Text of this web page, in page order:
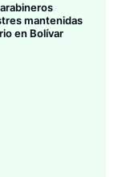
mantenidas
en Bolívar